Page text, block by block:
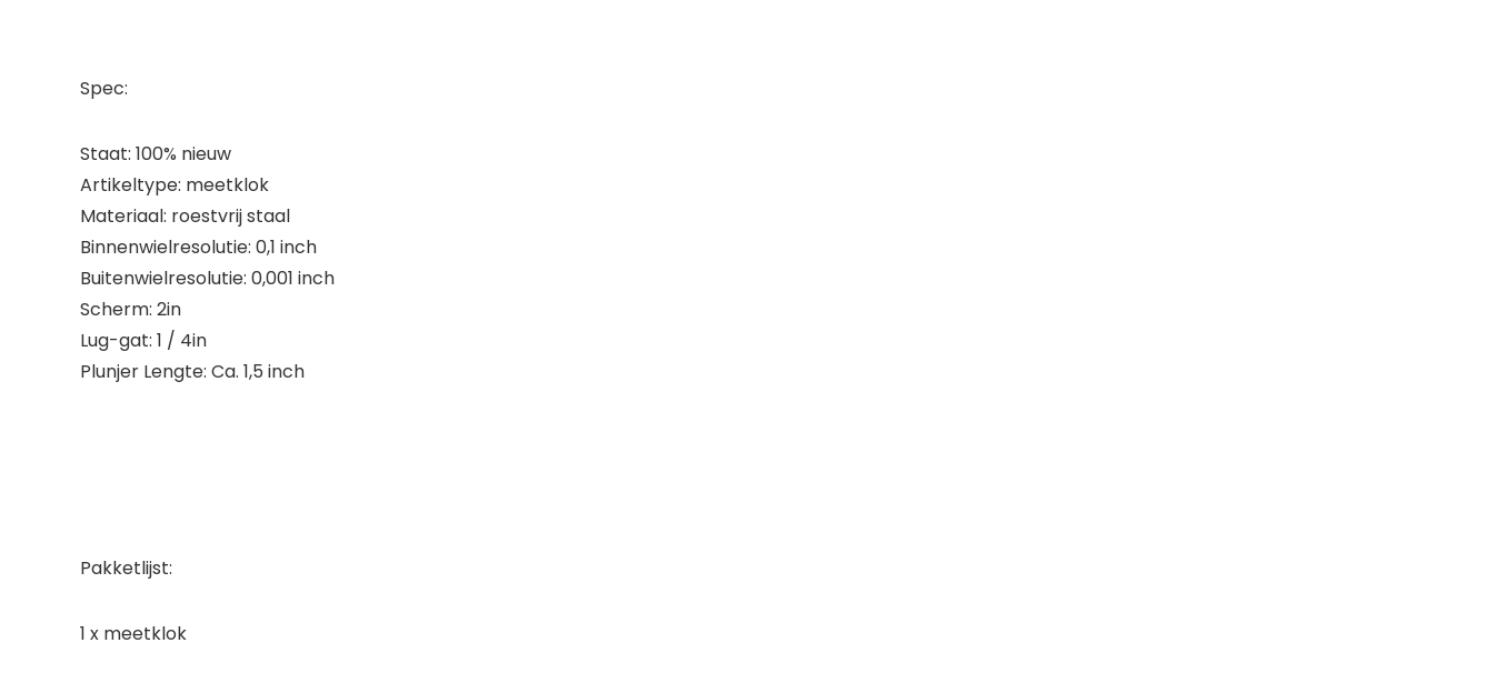
Spec:
Staat: 100% nieuw
Artikeltype: meetklok
Materiaal: roestvrij staal
Binnenwielresolutie: 0,1 inch
Buitenwielresolutie: 0,001 inch
Scherm: 2in
Lug-gat: 1 / 4in
Plunjer Lengte: Ca. 1,5 inch
Pakketlijst:
1 x meetklok